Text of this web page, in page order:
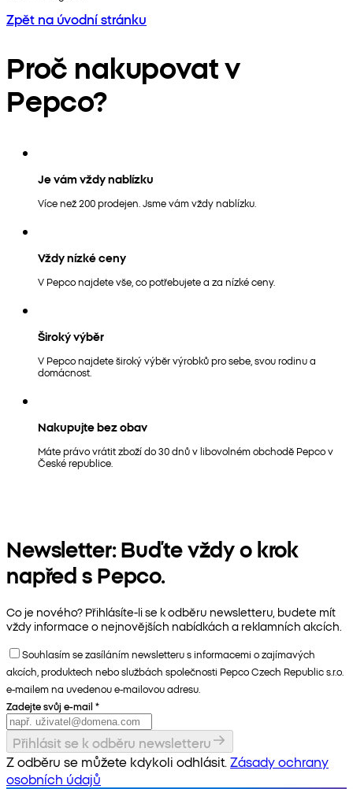
Zpět na úvodní stránku
Proč nakupovat v
Pepco?
Je vám vždy nablízku
Více než 200 prodejen. Jsme vám vždy nablízku.
Vždy nízké ceny
V Pepco najdete vše, co potřebujete a za nízké ceny.
Široký výběr
V Pepco najdete široký výběr výrobků pro sebe, svou rodinu a
domácnost.
Nakupujte bez obav
Máte právo vrátit zboží do 30 dnů v libovolném obchodě Pepco v
České republice.
Newsletter: Buďte vždy o krok
napřed s Pepco.
Co je nového? Přihlásíte-li se k odběru newsletteru, budete mít
vždy informace o nejnovějších nabídkách a reklamních akcích.
Souhlasím se zasíláním newsletteru s informacemi o zajímavých
akcích, produktech nebo službách společnosti Pepco Czech Republic s.r.o.
e-mailem na uvedenou e-mailovou adresu.
Zadejte svůj e-mail *
Přihlásit se k odběru newsletteru
Z odběru se můžete kdykoli odhlásit. Zásady ochrany
osobních údajů